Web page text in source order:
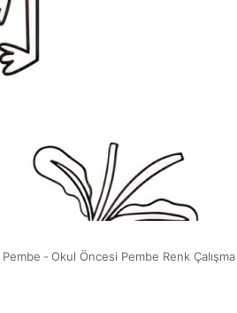
Pembe - Okul Öncesi Pembe Renk Çalışma